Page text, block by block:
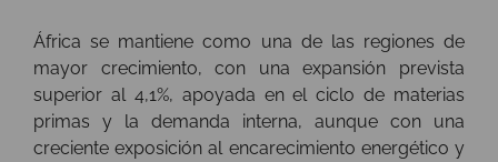
África se mantiene como una de las regiones de
mayor crecimiento, con una expansión prevista
superior al 4,1%, apoyada en el ciclo de materias
primas y la demanda interna, aunque con una
creciente exposición al encarecimiento energético y